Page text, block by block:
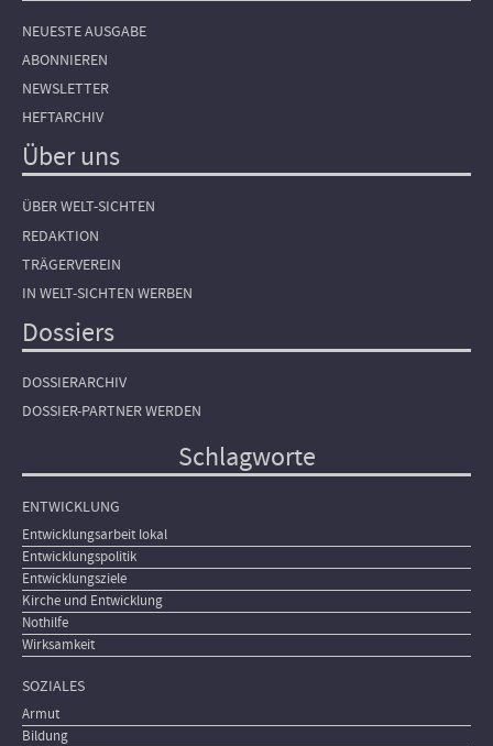
NEUESTE AUSGABE
ABONNIEREN
NEWSLETTER
HEFTARCHIV
Über uns
ÜBER WELT-SICHTEN
REDAKTION
TRÄGERVEREIN
IN WELT-SICHTEN WERBEN
Dossiers
DOSSIERARCHIV
DOSSIER-PARTNER WERDEN
Schlagworte
ENTWICKLUNG
Entwicklungsarbeit lokal
Entwicklungspolitik
Entwicklungsziele
Kirche und Entwicklung
Nothilfe
Wirksamkeit
SOZIALES
Armut
Bildung